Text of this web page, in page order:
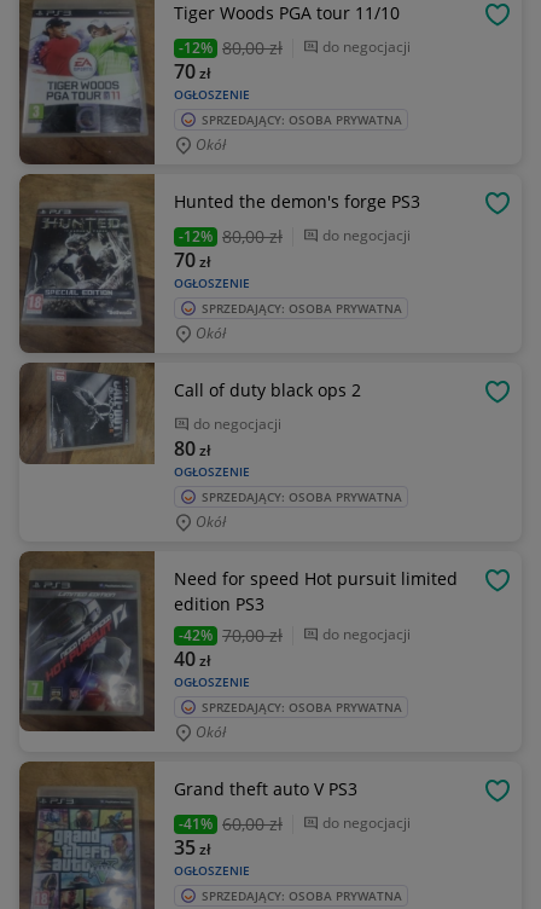
Tiger Woods PGA tour 11/10
-12% 80,00 zł do negocjacji
OGŁOSZENIE
70zł
SPRZEDAJĄCY: OSOBA PRYWATNA
Okół
Hunted the demon's forge PS3
-12% 80,00 zł do negocjacji
OGŁOSZENIE
70zł
SPRZEDAJĄCY: OSOBA PRYWATNA
Okół
Call of duty black ops 2
do negocjacji
OGŁOSZENIE
80zł
SPRZEDAJĄCY: OSOBA PRYWATNA
Okół
Need for speed Hot pursuit limited
edition PS3
-42% 70,00 zł do negocjacji
OGŁOSZENIE
40zł
SPRZEDAJĄCY: OSOBA PRYWATNA
Okół
Grand theft auto V PS3
-41% 60,00 zł do negocjacji
OGŁOSZENIE
35zł
SPRZEDAJĄCY: OSOBA PRYWATNA